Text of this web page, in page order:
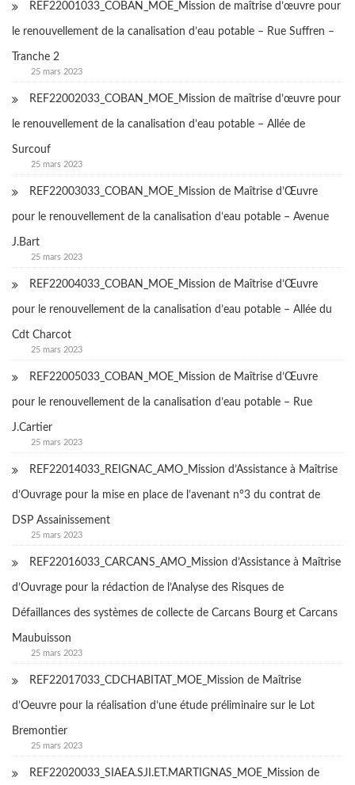
REF22001033_COBAN_MOE_Mission de maîtrise d’œuvre pour
le renouvellement de la canalisation d’eau potable – Rue Suffren –
Tranche 2
25 mars 2023
REF22002033_COBAN_MOE_Mission de maîtrise d’œuvre pour
le renouvellement de la canalisation d’eau potable – Allée de
Surcouf
25 mars 2023
REF22003033_COBAN_MOE_Mission de Maîtrise d’Œuvre
pour le renouvellement de la canalisation d’eau potable – Avenue
J.Bart
25 mars 2023
REF22004033_COBAN_MOE_Mission de Maîtrise d’Œuvre
pour le renouvellement de la canalisation d’eau potable – Allée du
Cdt Charcot
25 mars 2023
REF22005033_COBAN_MOE_Mission de Maîtrise d’Œuvre
pour le renouvellement de la canalisation d’eau potable – Rue
J.Cartier
25 mars 2023
REF22014033_REIGNAC_AMO_Mission d’Assistance à Maîtrise
d’Ouvrage pour la mise en place de l’avenant n°3 du contrat de
DSP Assainissement
25 mars 2023
REF22016033_CARCANS_AMO_Mission d’Assistance à Maîtrise
d’Ouvrage pour la rédaction de l’Analyse des Risques de
Défaillances des systèmes de collecte de Carcans Bourg et Carcans
Maubuisson
25 mars 2023
REF22017033_CDCHABITAT_MOE_Mission de Maîtrise
d’Oeuvre pour la réalisation d’une étude préliminaire sur le Lot
Bremontier
25 mars 2023
REF22020033_SIAEA.SJI.ET.MARTIGNAS_MOE_Mission de